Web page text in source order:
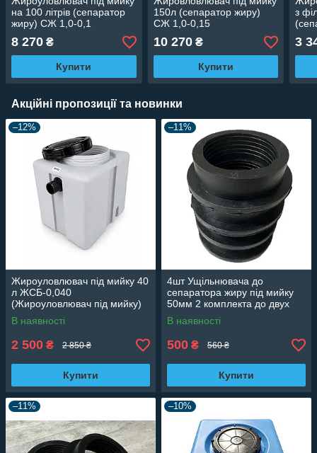
на 100 літрів (сепаратор
жиру) СЖ 1,0-0,1
8 270 ₴
Купити
150л (сепаратор жиру)
СЖ 1,0-0,15
10 270₴
Купити
з
3
Акційні пропозиції та новинки
–12%
Жироуловлювач під мийку 40
л ЖСБ-0,040
(Жироуловлювач під мийку)
В наявності
2 500 ₴ 2 850 ₴
Купити
–11%
4шт Ущільнювача до
сепаратора жиру під мийку
50мм 2 комплекта до двух
жироловок
В наявності
500 ₴ 560 ₴
Купити
–11% –10%